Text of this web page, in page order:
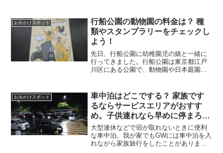
たり、前日の雨の影響もあったのかもし
れません。今回は亀戸天...
お出かけスポット
行船公園の動物園の料金は？ 種
類やスタンプラリーをチェックし
よう！
先日、行船公園に幼稚園児の娘と一緒に
行ってきました。行船公園は東京都江戸
川区にある公園で、動物園や日本庭園が
のあるあたたかみのある動物園。週末に
はスタンプラリーも行われ...
お出かけスポット
車中泊はどこでする？ 家族です
るならサービスエリアがおすす
め。子供連れなら早めに停まろ
う。
大型連休などで宿が取れないときに便利
な車中泊。我が家でもGWには車中泊を入
れながら家族旅行をしたことがありま